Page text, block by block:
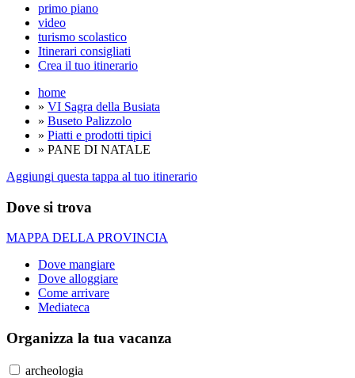
primo piano
video
turismo scolastico
Itinerari consigliati
Crea il tuo itinerario
home
» VI Sagra della Busiata
» Buseto Palizzolo
» Piatti e prodotti tipici
» PANE DI NATALE
Aggiungi questa tappa al tuo itinerario
Dove si trova
MAPPA DELLA PROVINCIA
Dove mangiare
Dove alloggiare
Come arrivare
Mediateca
Organizza la tua vacanza
archeologia